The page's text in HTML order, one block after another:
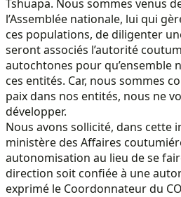
Tshuapa. Nous sommes venus
l’Assemblée nationale, lui qui
ces populations, de diligenter
seront associés l’autorité
autochtones pour qu’ensemble
ces entités. Car, nous sommes
paix dans nos entités, nous ne
développer.
Nous avons sollicité, dans cette
ministère des Affaires
autonomisation au lieu de se
direction soit confiée à une
exprimé le Coordonnateur du